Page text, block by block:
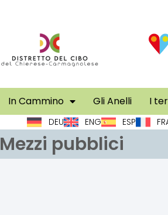
In Cammino Gli Anelli I
DEU ENG ESP
Mezzi pubblici